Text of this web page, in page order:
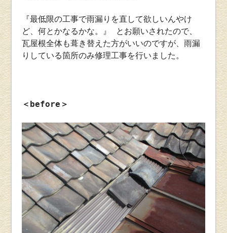
『最低限の工事で雨漏りを直して欲しいんやけ
ど、何とかなるかな。』 とお願いされたので、
瓦屋根全体も葺き替えた方がいいのですが、雨漏
りしている箇所のみ修理工事を行いました。
＜before＞